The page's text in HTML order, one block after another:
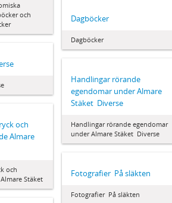
och
Dagböcker
Dagböcker
Handlingar rörande
egendomar under Almare
Stäket  Diverse
Handlingar rörande egendomar
under Almare Stäket  Diverse
och
Almare
och
Stäket
Fotografier  På släkten
Fotografier  På släkten